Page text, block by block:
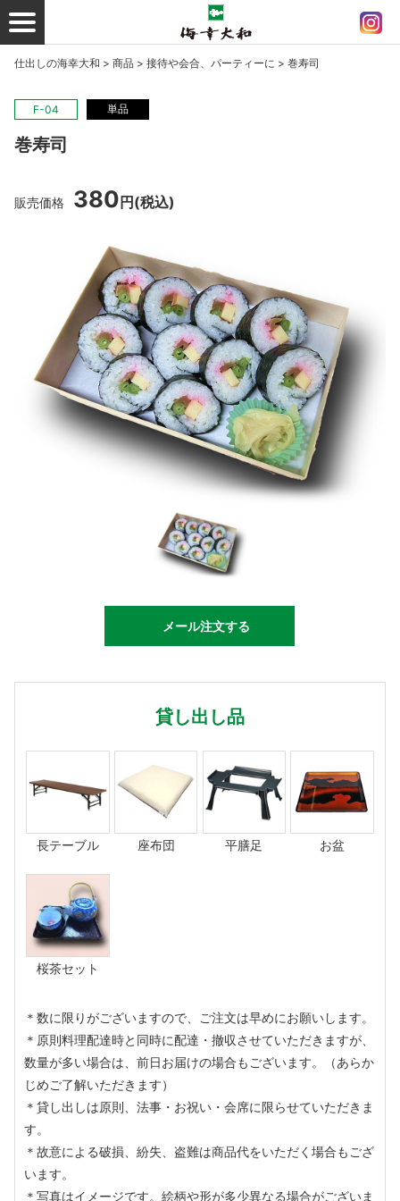
仕出しの海幸大和 > 商品 > 接待や会合、パーティーに > 巻寿司
F-04 単品
巻寿司
販売価格 380 円 (税込)
メール注文する
貸し出し品
長テーブル 座布団 平膳足 お盆
桜茶セット
＊数に限りがございますので、ご注文は早めにお願いします。
＊原則料理配達時と同時に配達・撤収させていただきますが、
数量が多い場合は、前日お届けの場合もございます。（あらか
じめご了解いただきます）
＊貸し出しは原則、法事・お祝い・会席に限らせていただきま
す。
＊故意による破損、紛失、盗難は商品代をいただく場合もござ
います。
＊写真はイメージです。絵柄や形が多少異なる場合がございま